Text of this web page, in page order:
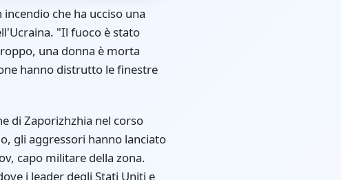
che ha ucciso una
"Il fuoco è stato
una donna è morta
hanno distrutto le finestre
di Zaporizhzhia nel corso
gli aggressori hanno lanciato
capo militare della zona.
i leader degli Stati Uniti e